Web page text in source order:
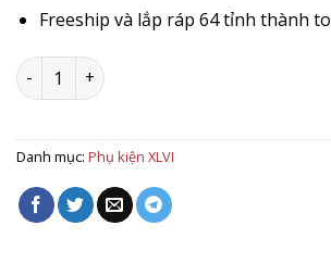
Freeship và lắp ráp 64 tỉnh thành
Bếp từ Moka 2 đầu đốt số lượng
Danh mục: Phụ kiện XLVI